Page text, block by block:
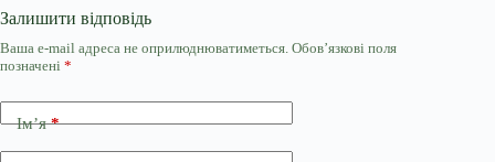
Залишити відповідь
Ваша e-mail адреса не оприлюднюватиметься. Обов’язкові поля
позначені *
Ім’я*